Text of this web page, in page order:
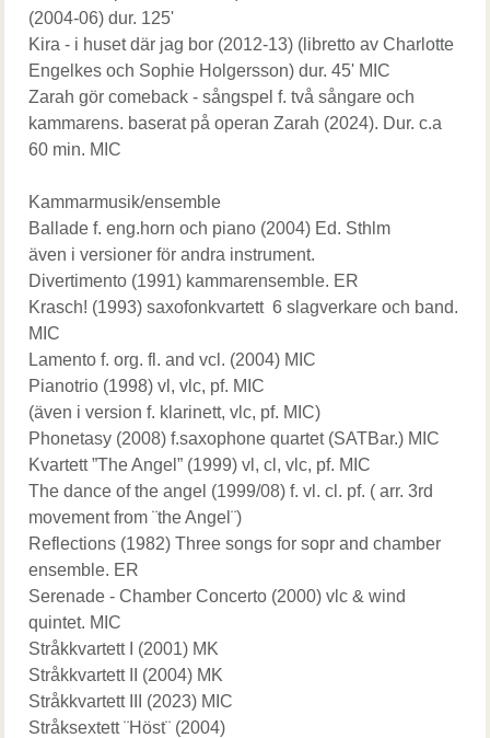
(2004-06) dur. 125'
Kira - i huset där jag bor (2012-13) (libretto av Charlotte
Engelkes och Sophie Holgersson) dur. 45' MIC
Zarah gör comeback - sångspel f. två sångare och
kammarens. baserat på operan Zarah (2024). Dur. c.a
60 min. MIC
Kammarmusik/ensemble
Ballade f. eng.horn och piano (2004) Ed. Sthlm
även i versioner för andra instrument.
Divertimento (1991) kammarensemble. ER
Krasch! (1993) saxofonkvartett 6 slagverkare och band.
MIC
Lamento f. org. fl. and vcl. (2004) MIC
Pianotrio (1998) vl, vlc, pf. MIC
(även i version f. klarinett, vlc, pf. MIC)
Phonetasy (2008) f.saxophone quartet (SATBar.) MIC
Kvartett ”The Angel” (1999) vl, cl, vlc, pf. MIC
The dance of the angel (1999/08) f. vl. cl. pf. ( arr. 3rd
movement from ¨the Angel¨)
Reflections (1982) Three songs for sopr and chamber
ensemble. ER
Serenade - Chamber Concerto (2000) vlc & wind
quintet. MIC
Stråkkvartett I (2001) MK
Stråkkvartett II (2004) MK
Stråkkvartett III (2023) MIC
Stråksextett ¨Höst¨ (2004)